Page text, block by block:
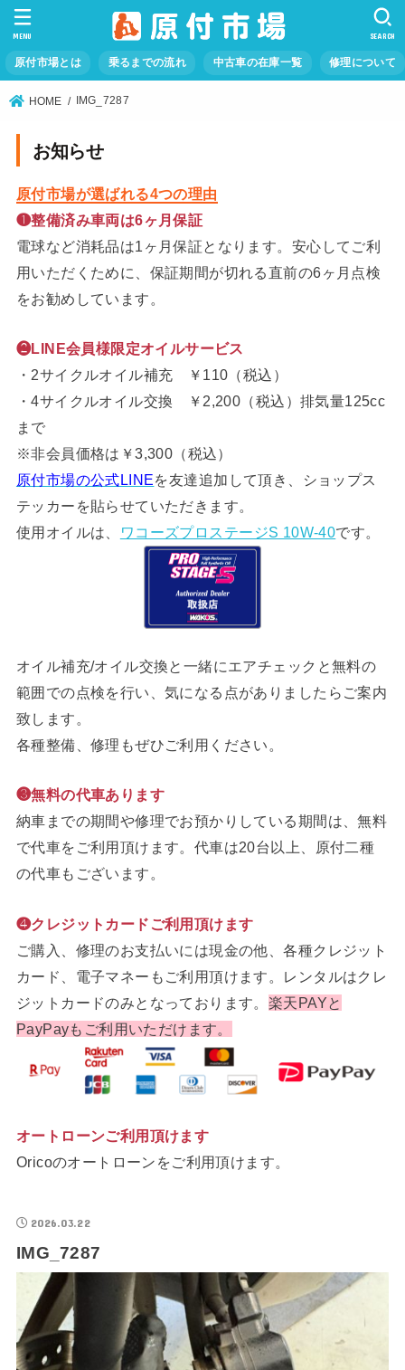
原付市場とは 乗るまでの流れ 中古車の在庫一覧 修理について
SEARCH
MENU
HOME IMG_7287
お知らせ
原付市場が選ばれる4つの理由
❶整備済み車両は6ヶ月保証
電球など消耗品は1ヶ月保証となります。安心してご利
用いただくために、保証期間が切れる直前の6ヶ月点検
をお勧めしています。
❷LINE会員様限定オイルサービス
・2サイクルオイル補充 ￥110（税込）
・4サイクルオイル交換 ￥2,200（税込）排気量125cc
まで
※非会員価格は￥3,300（税込）
原付市場の公式LINEを友達追加して頂き、ショップス
テッカーを貼らせていただきます。
使用オイルは、
ワコーズプロステージS 10W-40です。
オイル補充/オイル交換と一緒にエアチェックと無料の
範囲での点検を行い、気になる点がありましたらご案内
致します。
各種整備、修理もぜひご利用ください。
❸無料の代車あります
納車までの期間や修理でお預かりしている期間は、無料
で代車をご利用頂けます。代車は20台以上、原付二種
の代車もございます。
❹クレジットカードご利用頂けます
ご購入、修理のお支払いには現金の他、各種クレジット
カード、電子マネーもご利用頂けます。レンタルはクレ
ジットカードのみとなっております。 楽天PAYと
PayPayもご利用いただけます。
オートローンご利用頂けます
Oricoのオートローンをご利用頂けます。
2026.03.22
IMG_7287